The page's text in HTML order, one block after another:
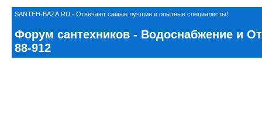
SANTEH-BAZA.RU - Отвечают самые лучшие и опытные специалисты!
Форум сантехников - Водоснабжение и
88-912